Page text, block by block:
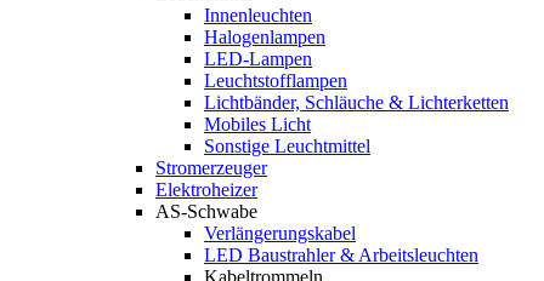
Innenleuchten
Halogenlampen
LED-Lampen
Leuchtstofflampen
Lichtbänder, Schläuche & Lichterketten
Mobiles Licht
Sonstige Leuchtmittel
Stromerzeuger
Elektroheizer
AS-Schwabe
Verlängerungskabel
LED Baustrahler & Arbeitsleuchten
Kabeltrommeln